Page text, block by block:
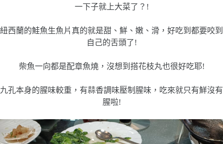
一下子就上大菜了？!
紐西蘭的鮭魚生魚片真的就是甜、鮮、嫩、滑，好吃到都要咬到
自己的舌頭了!
柴魚一向都是配章魚燒，沒想到搭花枝丸也很好吃耶!
九孔本身的腥味較重，有蒜香調味壓制腥味，吃來就只有鮮沒有
腥啦!